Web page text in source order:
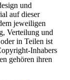
und
auf dieser
jeweiligen
Verteilung und
in Teilen ist
Inhabers
gehören ihren